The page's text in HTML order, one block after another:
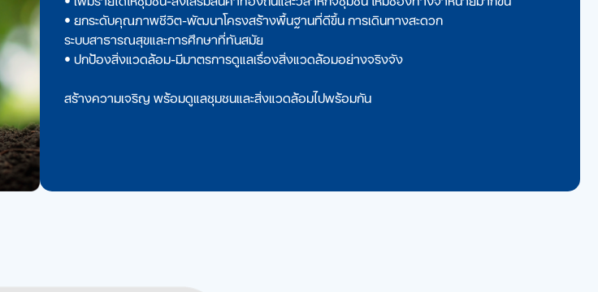
• ยกระดับคุณภาพชีวิต-พัฒนาโครงสร้างพื้นฐานที่ดีขึ้น การเดินทางสะดวก
ระบบสาธารณสุขและการศึกษาที่ทันสมัย
• ปกป้องสิ่งแวดล้อม-มีมาตรการดูแลเรื่องสิ่งแวดล้อมอย่างจริงจัง
สร้างความเจริญ พร้อมดูแลชุมชนและสิ่งแวดล้อมไปพร้อมกัน